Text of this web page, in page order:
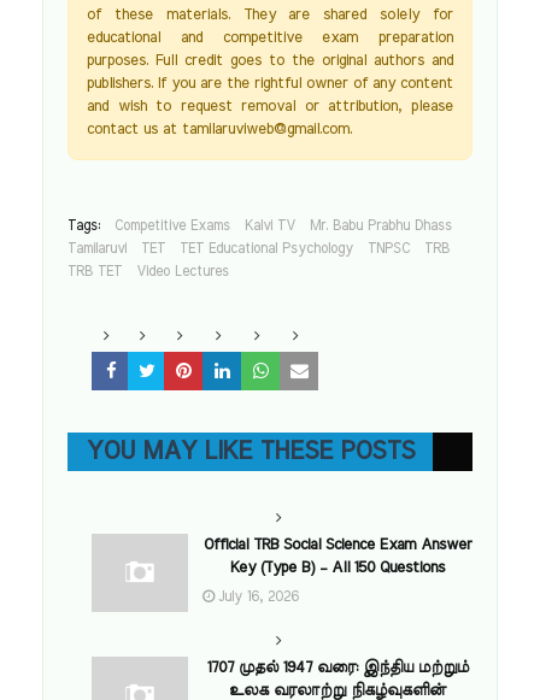
of these materials. They are shared solely for
educational and competitive exam preparation
purposes. Full credit goes to the original authors and
publishers. If you are the rightful owner of any content
and wish to request removal or attribution, please
contact us at tamilaruviweb@gmail.com.
Tags: Competitive Exams Kalvi TV
Mr. Babu Prabhu Dhass
Tamilaruvi
TET TET Educational Psychology TNPSC
TRB
TRB TET
Video Lectures
YOU MAY LIKE THESE POSTS
Official TRB Social Science Exam Answer
Key (Type B) – All 150 Questions
July 16, 2026
1707 முதல் 1947 வரை: இந்திய மற்றும்
உலக வரலாற்று நிகழ்வுகளின்